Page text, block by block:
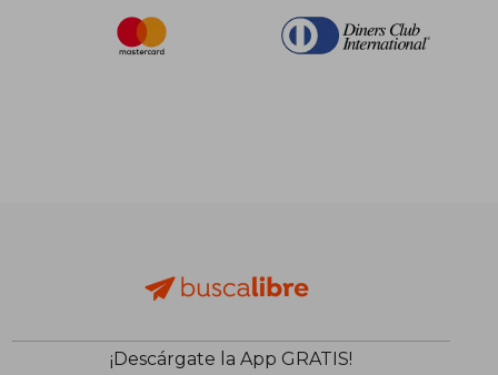
¡Descárgate la App GRATIS!